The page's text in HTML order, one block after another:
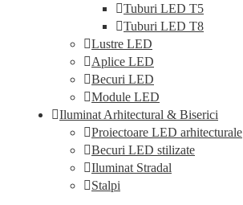
Tuburi LED T5
Tuburi LED T8
Lustre LED
Aplice LED
Becuri LED
Module LED
Iluminat Arhitectural & Biserici
Proiectoare LED arhitecturale
Becuri LED stilizate
Iluminat Stradal
Stalpi